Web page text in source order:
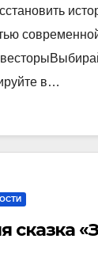
в…
сказка